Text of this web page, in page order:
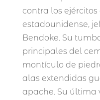
contra los
estadounidense,
Bendoke. Su
principales del
montículo de
alas extendidas
apache. Su última